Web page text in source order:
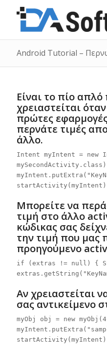
Android Tutorial –
Είναι το πίο
χρειαστείται
πρώτες
περνάτε τιμές
άλλο.
Intent myIntent = new
Μπορείτε να
τιμή στο άλλο
κώδικας σας
την τιμή που μας
προηγούμενο
if (extras != null) {
Αν χρειαστείται
σας αντικείμενο
myObj obj = new